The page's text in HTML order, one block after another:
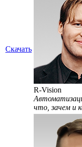
Скачать
R-Vision
что, зачем и